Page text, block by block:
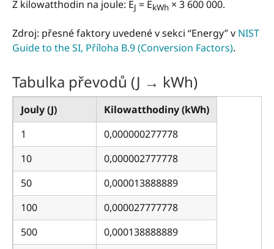
Z kilowatthodin na joule: EJ = EkWh × 3 600 000.
Zdroj: přesné faktory uvedené v sekci “Energy” v NIST
Guide to the SI, Příloha B.9 (Conversion Factors).
Tabulka převodů (J → kWh)
Jouly (J)
Kilowatthodiny (kWh)
1
0,000000277778
10
0,000002777778
50
0,000013888889
100
0,000027777778
500
0,000138888889